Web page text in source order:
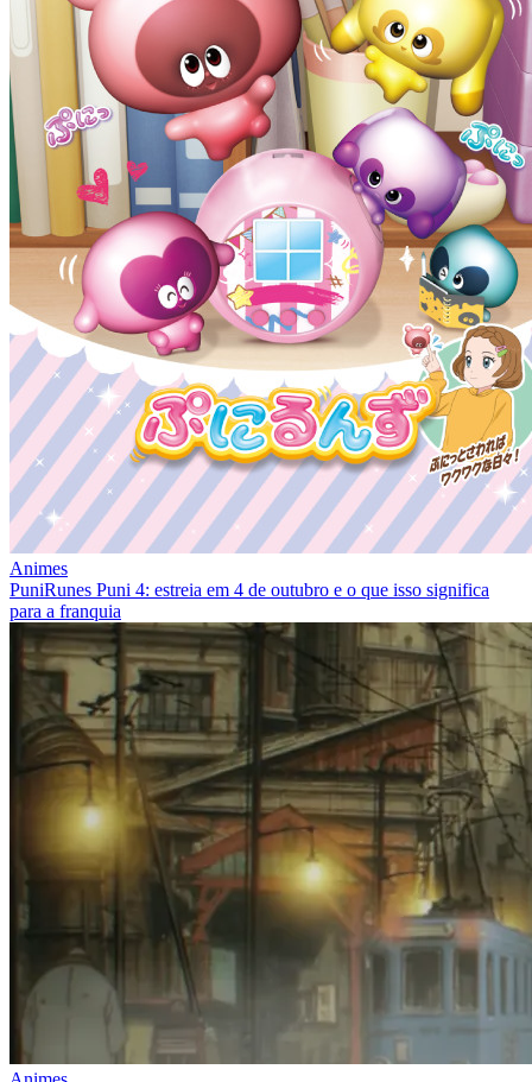
Animes
PuniRunes Puni 4: estreia em 4 de outubro e o que isso significa
para a franquia